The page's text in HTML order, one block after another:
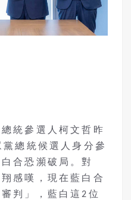
統參選人柯文哲昨
黨總統候選人身分參
合恐瀕破局。對
感嘆，現在藍白合
判」，藍白這2位